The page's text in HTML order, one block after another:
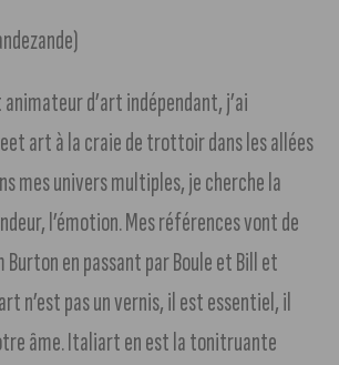
d’art indépendant, j’ai
art à la craie de trottoir dans les allées
mes univers multiples, je cherche la
l’émotion. Mes références vont de
en passant par Boule et Bill et
n’est pas un vernis, il est essentiel, il
âme. Italiart en est la tonitruante